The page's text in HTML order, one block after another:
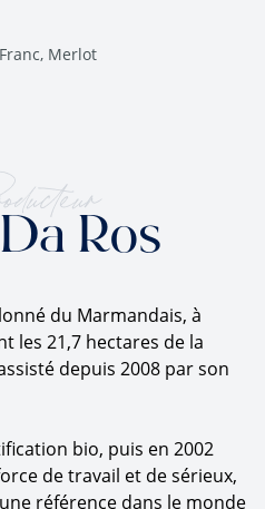
Merlot
Ros
du Marmandais, à
les 21,7 hectares de la
depuis 2008 par son
bio, puis en 2002
de travail et de sérieux,
référence dans le monde